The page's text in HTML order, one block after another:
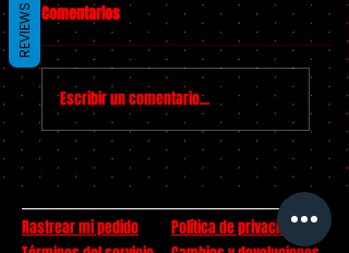
Comentarios
Escribir un comentario...
Rastrear mi pedido
Política de privacidad
REVIEWS